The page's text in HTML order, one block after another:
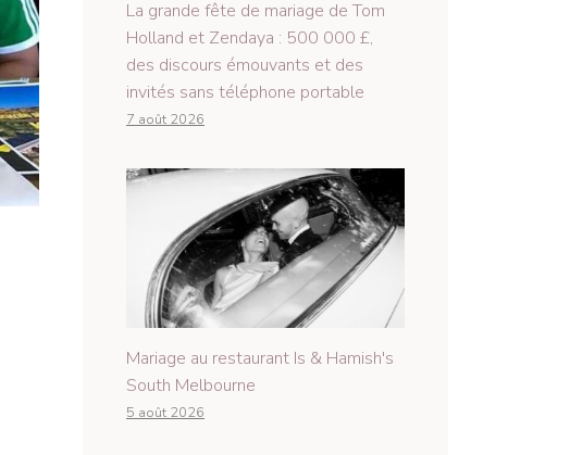
La grande fête de mariage de Tom
Holland et Zendaya : 500 000 £,
des discours émouvants et des
invités sans téléphone portable
7 août 2026
Mariage au restaurant Is & Hamish's
South Melbourne
5 août 2026